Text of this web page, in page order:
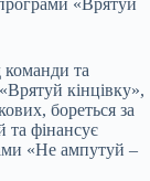
«Врятуй
команди та
кінцівку»,
бореться за
та фінансує
«Не ампутуй –